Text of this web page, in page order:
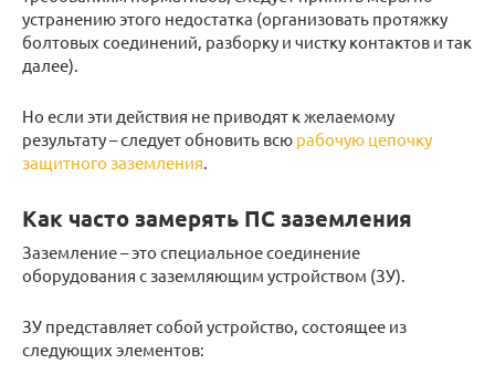
устранению этого недостатка (организовать протяжку
болтовых соединений, разборку и чистку контактов и так
далее).
Но если эти действия не приводят к желаемому
результату – следует обновить всю рабочую цепочку
защитного заземления.
Как часто замерять ПС заземления
Заземление – это специальное соединение
оборудования с заземляющим устройством (ЗУ).
ЗУ представляет собой устройство, состоящее из
следующих элементов: